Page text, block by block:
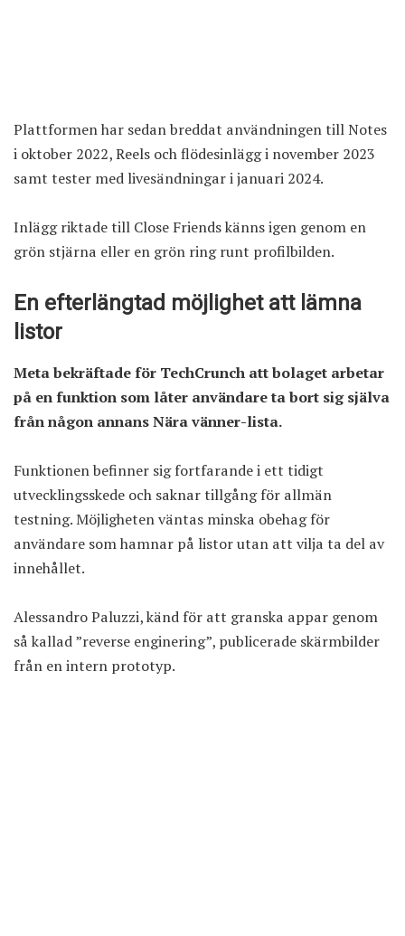
Plattformen har sedan breddat användningen till Notes
i oktober 2022, Reels och flödesinlägg i november 2023
samt tester med livesändningar i januari 2024.
Inlägg riktade till Close Friends känns igen genom en
grön stjärna eller en grön ring runt profilbilden.
En efterlängtad möjlighet att lämna
listor
Meta bekräftade för TechCrunch att bolaget arbetar
på en funktion som låter användare ta bort sig själva
från någon annans Nära vänner-lista.
Funktionen befinner sig fortfarande i ett tidigt
utvecklingsskede och saknar tillgång för allmän
testning. Möjligheten väntas minska obehag för
användare som hamnar på listor utan att vilja ta del av
innehållet.
Alessandro Paluzzi, känd för att granska appar genom
så kallad ”reverse enginering”, publicerade skärmbilder
från en intern prototyp.